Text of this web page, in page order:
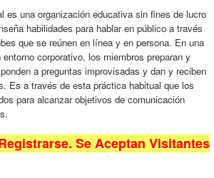
es una organización educativa sin fines de lucro
habilidades para hablar en público a través
que se reúnen en línea y en persona. En una
corporativo, los miembros preparan y
a preguntas improvisadas y dan y reciben
Es a través de esta práctica habitual que los
para alcanzar objetivos de comunicación
Se Aceptan Visitantes